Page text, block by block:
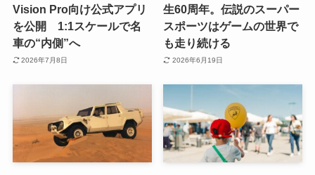
Vision Pro向け公式アプリ
を公開 1:1スケールで名
車の“内側”へ
2026年7月8日
生60周年。伝説のスーパー
スポーツはゲームの世界で
も走り続ける
2026年6月19日